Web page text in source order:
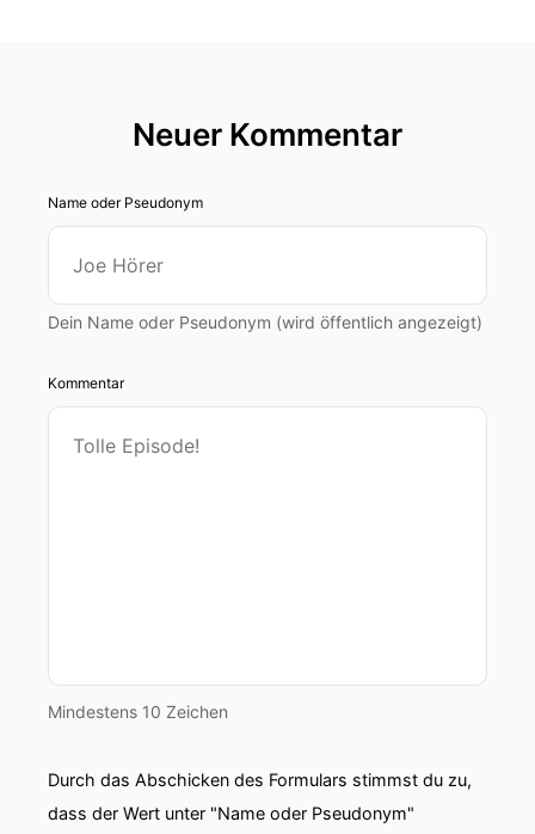
Neuer Kommentar
Name oder Pseudonym
Dein Name oder Pseudonym (wird öffentlich angezeigt)
Kommentar
Mindestens 10 Zeichen
Durch das Abschicken des Formulars stimmst du zu,
dass der Wert unter "Name oder Pseudonym"